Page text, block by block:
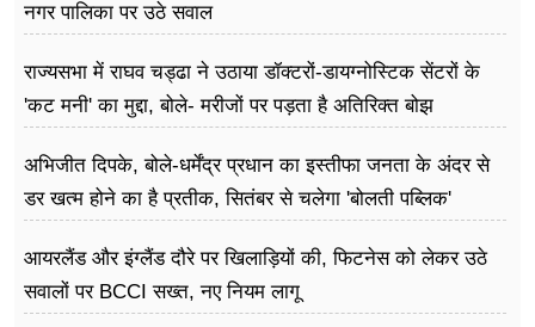
जीवन मंत्रा
फूड
सेहत
शिक्षा
नगर पालिका पर उठे सवाल
राज्यसभा में राघव चड्ढा ने उठाया डॉक्टरों-डायग्नोस्टिक सेंटरों के
'कट मनी' का मुद्दा, बोले- मरीजों पर पड़ता है अ​तिरिक्त बोझ
अभिजीत दिपके, बोले-धर्मेंद्र प्रधान का इस्तीफा जनता के अंदर से
डर खत्म होने का है प्रतीक, सितंबर से चलेगा 'बोलती पब्लिक'
आयरलैंड और इंग्लैंड दौरे पर खिलाड़ियों की, फिटनेस को लेकर उठे
सवालों पर BCCI सख्त, नए नियम लागू